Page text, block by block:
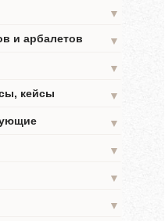
▼
и арбалетов
▼
▼
кейсы
▼
▼
▼
▼
▼